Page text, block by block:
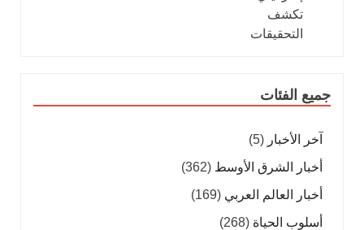
جميع الفئات
آخر الأخبار (5)
أخبار الشرق الأوسط (362)
أخبار العالم العربي (169)
أسلوب الحياة (268)